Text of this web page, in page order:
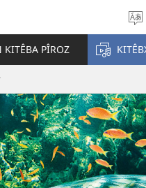
KITÊBA PÎROZ